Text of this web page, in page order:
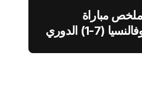
ملخص مباراة
برشلونة وفالنسيا (7-1) الدوري